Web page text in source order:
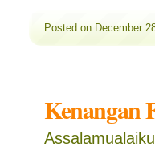
Posted on December
Kenangan